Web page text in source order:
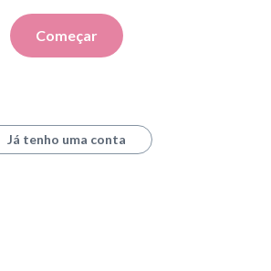
Começar
Já tenho uma conta